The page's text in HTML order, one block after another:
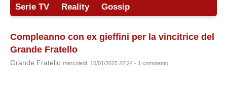
Serie TV
Reality Gossip
Compleanno con ex gieffini per la vincitrice del
Grande Fratello
Grande Fratello mercoledì, 15/01/2025 22:24 - 1 commento